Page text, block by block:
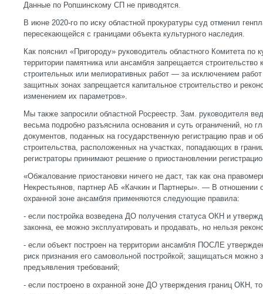
Данные по Ропшинскому СП не приводятся.
В июне 2020-го по иску областной прокуратуры суд отменил
пересекающейся с границами объекта культурного наследия.
Как пояснил «Пригороду» руководитель областного Комитета по
территории памятника или ансамбля запрещается строительство
строительных или мелиоративных работ — за исключением
защитных зонах запрещается капитальное строительство и
изменением их параметров».
Мы также запросили областной Росреестр. Зам. руководителя
весьма подробно разъяснила основания и суть ограничений, но
документов, поданных на государственную регистрацию прав и
строительства, расположенных на участках, попадающих в
регистраторы принимают решение о приостановлении
«Обжалование приостановки ничего не даст, так как она
Некрестьянов, партнер АБ «Качкин и Партнеры». — В
охранной зоне ансамбля применяются следующие правила:
- если постройка возведена ДО получения статуса ОКН и
законна, ее можно эксплуатировать и продавать, но нельзя
- если объект построен на территории ансамбля ПОСЛЕ
риск признания его самовольной постройкой; защищаться можно
предъявления требований;
- если построено в охранной зоне ДО утверждения границ ОКН,